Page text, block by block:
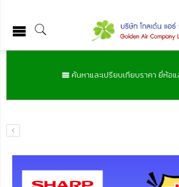
ค้นหาและเปรียบเทียบราคา ยี่ห้อ